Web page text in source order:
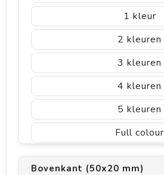
1
2
3
4
5
Full colour
Bovenkant (50x20 mm)